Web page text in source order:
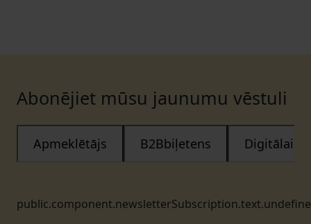
Abonējiet mūsu jaunumu vēstuli
Apmeklētājs B2Bbiļetens Digitālais